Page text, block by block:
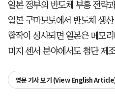
일본 정부의 반도체 부흥 전략
일본 구마모토에서 반도체 생
합작이 성사되면 일본은 메모
미지 센서 분야에서도 첨단 제
영문 기사 보기 (View English